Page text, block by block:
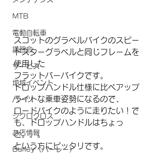
MTB
電動自転車
講習会
サービス
地域イベント
パーツ
シクロクロス
お店情報
Burley（バーレー）
スコットのグラベルバイクのスピー
ドスターグラベルと同じフレームを
使用した
フラットバーバイクです。
ドロップハンドル仕様に比べアップ
ライトな乗車姿勢になるので、
ロードバイクのように走りたい！で
も、ドロップハンドルはちょっ
と。。。
という方にピッタリです。